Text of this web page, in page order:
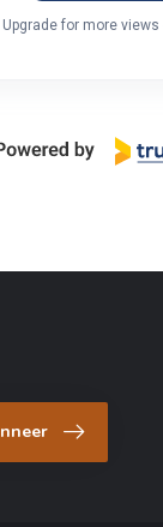
for more